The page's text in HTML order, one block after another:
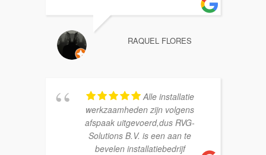
RAQUEL FLORES
Alle installatie
werkzaamheden zijn volgens
afspaak uitgevoerd,dus RVG-
Solutions B.V. is een aan te
bevelen installatiebedrijf